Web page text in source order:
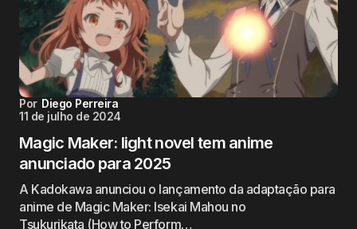
Por Diego Perreira
11 de julho de 2024
Magic Maker: light novel tem anime
anunciado para 2025
A Kadokawa anunciou o lançamento da adaptação para
anime de Magic Maker: Isekai Mahou no
Tsukurikata (How to Perform…